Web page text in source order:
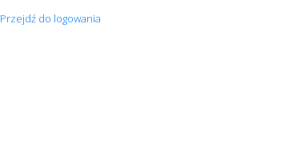
Przejdź do logowania